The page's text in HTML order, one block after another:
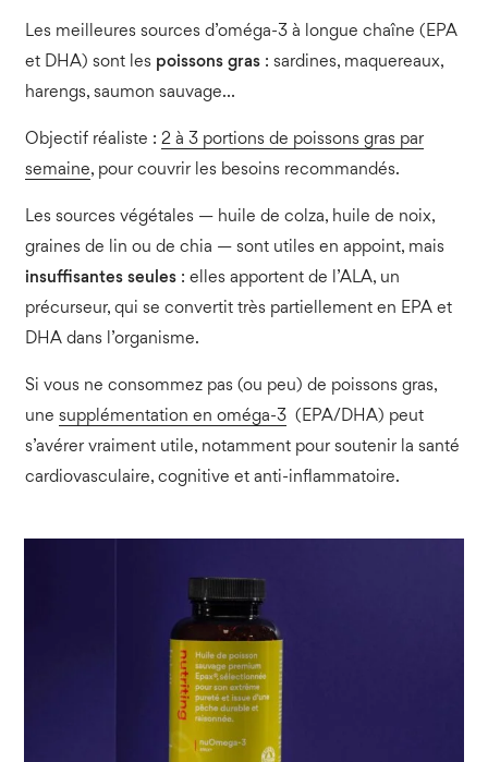
Les meilleures sources d’oméga-3 à longue chaîne (EPA
et DHA) sont les poissons gras: sardines, maquereaux,
harengs, saumon sauvage…
Objectif réaliste : 2 à 3 portions de poissons gras par
semaine, pour couvrir les besoins recommandés.
Les sources végétales — huile de colza, huile de noix,
graines de lin ou de chia — sont utiles en appoint, mais
insuffisantes seules: elles apportent de l’ALA, un
précurseur, qui se convertit très partiellement en EPA et
DHA dans l’organisme.
Si vous ne consommez pas (ou peu) de poissons gras,
une supplémentation en oméga-3(EPA/DHA) peut
s’avérer vraiment utile, notamment pour soutenir la santé
cardiovasculaire, cognitive et anti-inflammatoire.